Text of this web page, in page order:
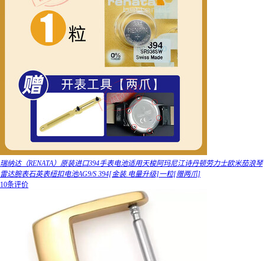
瑞纳达（RENATA）原装进口394手表电池适用天梭阿玛尼江诗丹顿劳力士欧米茄浪琴
雷达腕表石英表纽扣电池AG9/S 394[金装.电量升级]一粒[赠两爪]
10条评价